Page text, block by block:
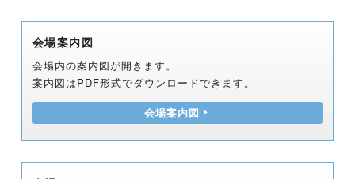
会場案内図
会場内の案内図が開きます。
案内図はPDF形式でダウンロードできます。
会場案内図